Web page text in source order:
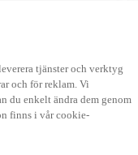
tjänster och verktyg
och för reklam. Vi
du enkelt ändra dem genom
finns i vår cookie-